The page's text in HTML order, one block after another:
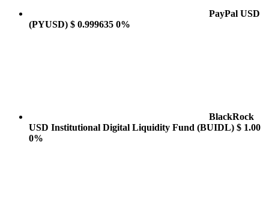
PayPal USD
(PYUSD) $ 0.999635 0%
BlackRock
USD Institutional Digital Liquidity Fund (BUIDL) $ 1.00
0%